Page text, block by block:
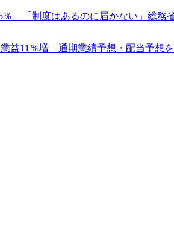
％ 「制度はあるのに届かない」総務
益11％増 通期業績予想・配当予想